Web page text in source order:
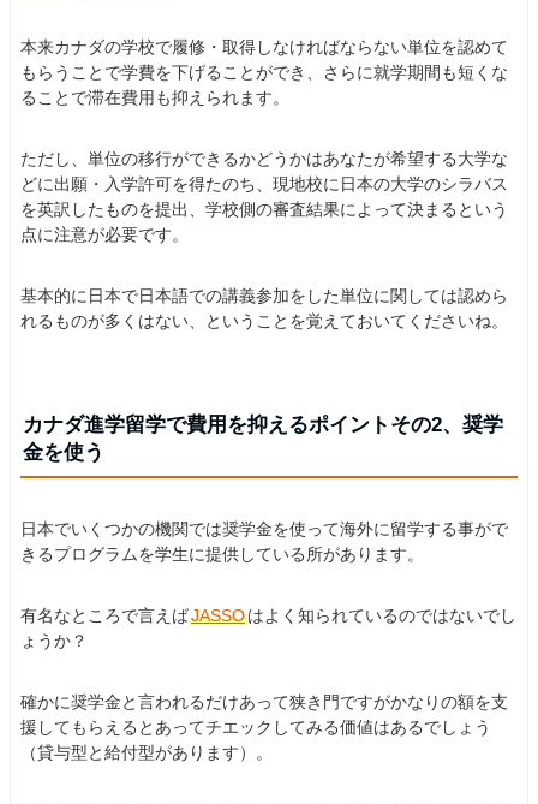
本来カナダの学校で履修・取得しなければならない単位を認めて
もらうことで学費を下げることができ、さらに就学期間も短くな
ることで滞在費用も抑えられます。
ただし、単位の移行ができるかどうかはあなたが希望する大学な
どに出願・入学許可を得たのち、現地校に日本の大学のシラバス
を英訳したものを提出、学校側の審査結果によって決まるという
点に注意が必要です。
基本的に日本で日本語での講義参加をした単位に関しては認めら
れるものが多くはない、ということを覚えておいてくださいね。
カナダ進学留学で費用を抑えるポイントその2、奨学
金を使う
日本でいくつかの機関では奨学金を使って海外に留学する事がで
きるプログラムを学生に提供している所があります。
有名なところで言えばJASSO はよく知られているのではないでし
ょうか？
確かに奨学金と言われるだけあって狭き門ですがかなりの額を支
援してもらえるとあってチエックしてみる価値はあるでしょう
（貸与型と給付型があります）。